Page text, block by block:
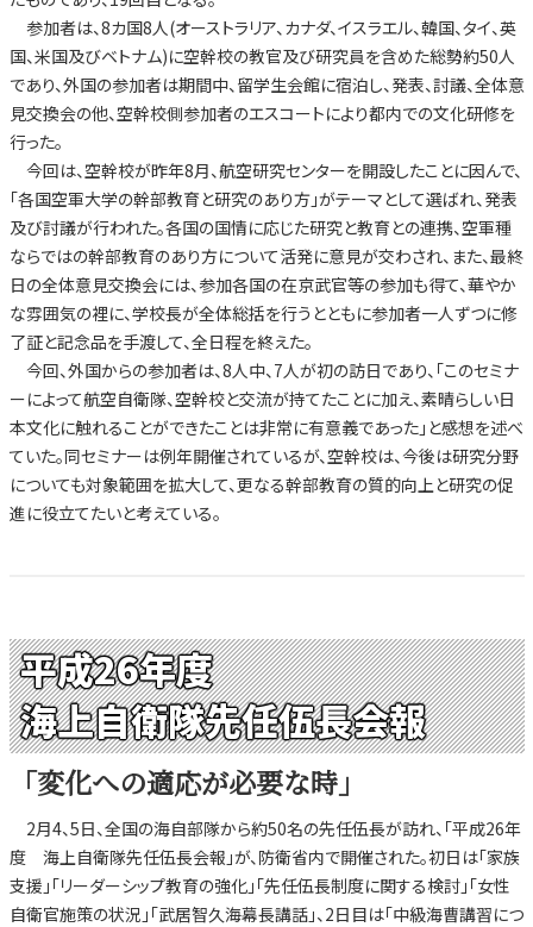
参加者は、8カ国8人(オーストラリア、カナダ、イスラエル、韓国、タイ、英
国、米国及びベトナム)に空幹校の教官及び研究員を含めた総勢約50人
であり、外国の参加者は期間中、留学生会館に宿泊し、発表、討議、全体意
見交換会の他、空幹校側参加者のエスコートにより都内での文化研修を
行った。
今回は、空幹校が昨年8月、航空研究センターを開設したことに因んで、
「各国空軍大学の幹部教育と研究のあり方」がテーマとして選ばれ、発表
及び討議が行われた。各国の国情に応じた研究と教育との連携、空軍種
ならではの幹部教育のあり方について活発に意見が交わされ、また、最終
日の全体意見交換会には、参加各国の在京武官等の参加も得て、華やか
な雰囲気の裡に、学校長が全体総括を行うとともに参加者一人ずつに修
了証と記念品を手渡して、全日程を終えた。
今回、外国からの参加者は、8人中、7人が初の訪日であり、「このセミナ
ーによって航空自衛隊、空幹校と交流が持てたことに加え、素晴らしい日
本文化に触れることができたことは非常に有意義であった」と感想を述べ
ていた。同セミナーは例年開催されているが、空幹校は、今後は研究分野
についても対象範囲を拡大して、更なる幹部教育の質的向上と研究の促
進に役立てたいと考えている。
平成26年度
海上自衛隊先任伍長会報
「変化への適応が必要な時」
2月4、5日、全国の海自部隊から約50名の先任伍長が訪れ、「平成26年
度 海上自衛隊先任伍長会報」が、防衛省内で開催された。初日は「家族
支援」「リーダーシップ教育の強化」「先任伍長制度に関する検討」「女性
自衛官施策の状況」「武居智久海幕長講話」、2日目は「中級海曹講習につ